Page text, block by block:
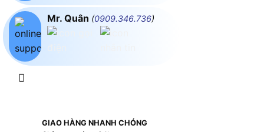
Mr. Quân (0909.346.736)
GIAO HÀNG NHANH CHÓNG